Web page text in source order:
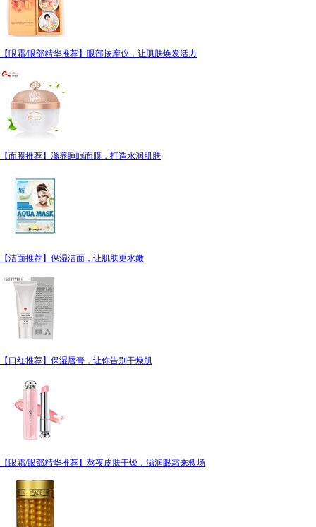
【眼霜/眼部精华推荐】眼部按摩仪，让肌肤焕发活力
【面膜推荐】滋养睡眠面膜，打造水润肌肤
【洁面推荐】保湿洁面，让肌肤更水嫩
【口红推荐】保湿唇膏，让你告别干燥肌
【眼霜/眼部精华推荐】熬夜皮肤干燥，滋润眼霜来救场